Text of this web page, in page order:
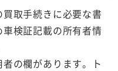
取手続きに必要な書
検証記載の所有者情
の欄があります。ト